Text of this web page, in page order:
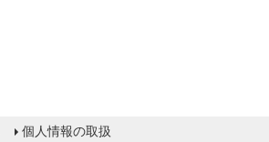
個人情報の取扱